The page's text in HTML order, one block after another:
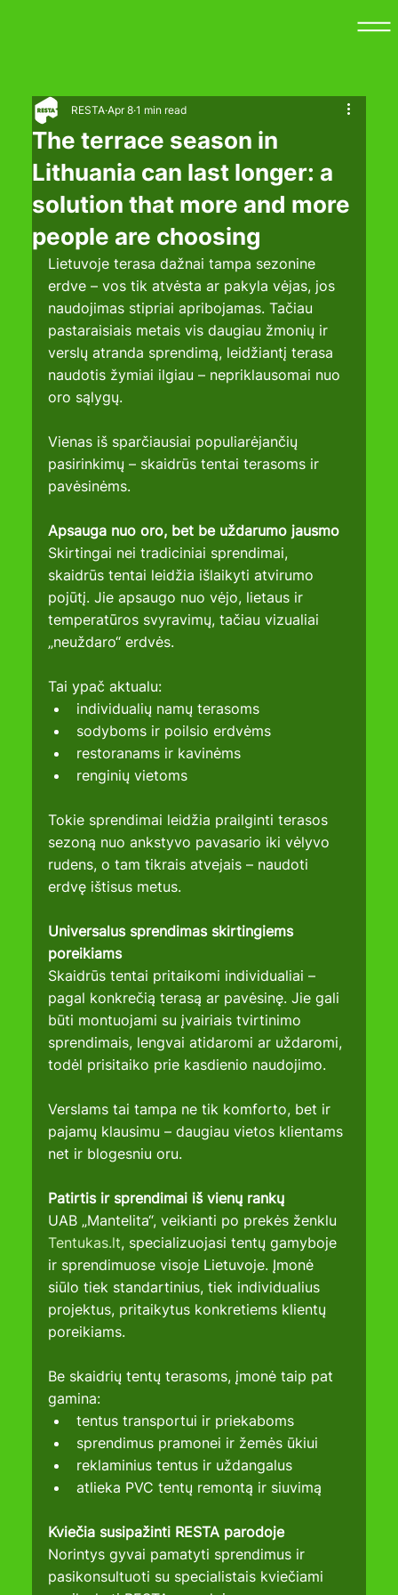
The terrace season in
Lithuania can last longer: a
solution that more and more
people are choosing
RESTA Apr 8 1 min read
Lietuvoje terasa dažnai tampa sezonine
erdve – vos tik atvėsta ar pakyla vėjas, jos
naudojimas stipriai apribojamas. Tačiau
pastaraisiais metais vis daugiau žmonių ir
verslų atranda sprendimą, leidžiantį terasa
naudotis žymiai ilgiau – nepriklausomai nuo
oro sąlygų.
Vienas iš sparčiausiai populiarėjančių
pasirinkimų – skaidrūs tentai terasoms ir
pavėsinėms.
Apsauga nuo oro, bet be uždarumo jausmo
Skirtingai nei tradiciniai sprendimai,
skaidrūs tentai leidžia išlaikyti atvirumo
pojūtį. Jie apsaugo nuo vėjo, lietaus ir
temperatūros svyravimų, tačiau vizualiai
„neuždaro“ erdvės.
Tai ypač aktualu:
individualių namų terasoms
sodyboms ir poilsio erdvėms
restoranams ir kavinėms
renginių vietoms
Tokie sprendimai leidžia prailginti terasos
sezoną nuo ankstyvo pavasario iki vėlyvo
rudens, o tam tikrais atvejais – naudoti
erdvę ištisus metus.
Universalus sprendimas skirtingiems
poreikiams
Skaidrūs tentai pritaikomi individualiai –
pagal konkrečią terasą ar pavėsinę. Jie gali
būti montuojami su įvairiais tvirtinimo
sprendimais, lengvai atidaromi ar uždaromi,
todėl prisitaiko prie kasdienio naudojimo.
Verslams tai tampa ne tik komforto, bet ir
pajamų klausimu – daugiau vietos klientams
net ir blogesniu oru.
Patirtis ir sprendimai iš vienų rankų
UAB „Mantelita“, veikianti po prekės ženklu
Tentukas.lt, specializuojasi tentų gamyboje
ir sprendimuose visoje Lietuvoje. Įmonė
siūlo tiek standartinius, tiek individualius
projektus, pritaikytus konkretiems klientų
poreikiams.
Be skaidrių tentų terasoms, įmonė taip pat
gamina:
tentus transportui ir priekaboms
sprendimus pramonei ir žemės ūkiui
reklaminius tentus ir uždangalus
atlieka PVC tentų remontą ir siuvimą
Kviečia susipažinti RESTA parodoje
Norintys gyvai pamatyti sprendimus ir
pasikonsultuoti su specialistais kviečiami